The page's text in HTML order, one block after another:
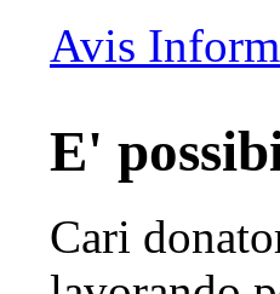
Avis
E'
Cari